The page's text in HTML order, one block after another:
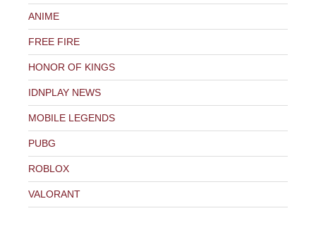
ANIME
FREE FIRE
HONOR OF KINGS
IDNPLAY NEWS
MOBILE LEGENDS
PUBG
ROBLOX
VALORANT